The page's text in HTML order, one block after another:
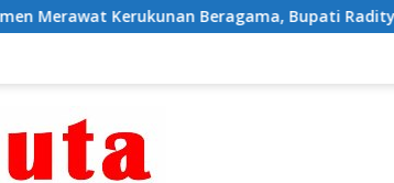
Beragama, Bupati Radityo Egi